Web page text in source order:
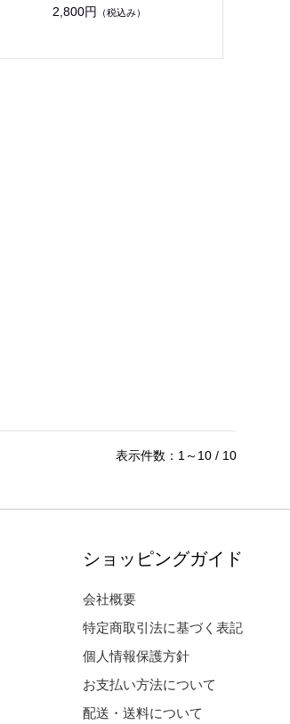
2,800円 （税込み）
表示件数：1～10 / 10
ショッピングガイド
会社概要
特定商取引法に基づく表記
個人情報保護方針
お支払い方法について
配送・送料について